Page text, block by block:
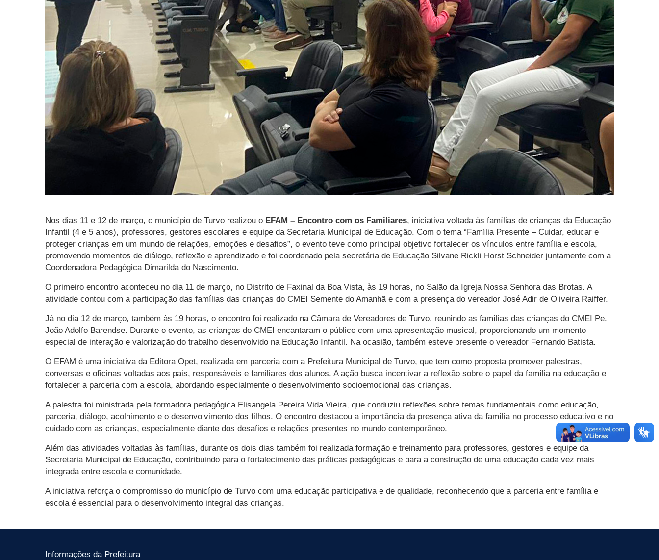
Nos dias 11 e 12 de março, o município de Turvo realizou o EFAM – Encontro com os Familiares, iniciativa voltada às famílias de crianças da Educação
Infantil (4 e 5 anos), professores, gestores escolares e equipe da Secretaria Municipal de Educação. Com o tema “Família Presente – Cuidar, educar e
proteger crianças em um mundo de relações, emoções e desafios”, o evento teve como principal objetivo fortalecer os vínculos entre família e escola,
promovendo momentos de diálogo, reflexão e aprendizado e foi coordenado pela secretária de Educação Silvane Rickli Horst Schneider juntamente com a
Coordenadora Pedagógica Dimarilda do Nascimento.
O primeiro encontro aconteceu no dia 11 de março, no Distrito de Faxinal da Boa Vista, às 19 horas, no Salão da Igreja Nossa Senhora das Brotas. A
atividade contou com a participação das famílias das crianças do CMEI Semente do Amanhã e com a presença do vereador José Adir de Oliveira Raiffer.
Já no dia 12 de março, também às 19 horas, o encontro foi realizado na Câmara de Vereadores de Turvo, reunindo as famílias das crianças do CMEI Pe.
João Adolfo Barendse. Durante o evento, as crianças do CMEI encantaram o público com uma apresentação musical, proporcionando um momento
especial de interação e valorização do trabalho desenvolvido na Educação Infantil. Na ocasião, também esteve presente o vereador Fernando Batista.
O EFAM é uma iniciativa da Editora Opet, realizada em parceria com a Prefeitura Municipal de Turvo, que tem como proposta promover palestras,
conversas e oficinas voltadas aos pais, responsáveis e familiares dos alunos. A ação busca incentivar a reflexão sobre o papel da família na educação e
fortalecer a parceria com a escola, abordando especialmente o desenvolvimento socioemocional das crianças.
A palestra foi ministrada pela formadora pedagógica Elisangela Pereira Vida Vieira, que conduziu reflexões sobre temas fundamentais como educação,
parceria, diálogo, acolhimento e o desenvolvimento dos filhos. O encontro destacou a importância da presença ativa da família no processo educativo e no
cuidado com as crianças, especialmente diante dos desafios e relações presentes no mundo contemporâneo.
Além das atividades voltadas às famílias, durante os dois dias também foi realizada formação e treinamento para professores, gestores e equipe da
Secretaria Municipal de Educação, contribuindo para o fortalecimento das práticas pedagógicas e para a construção de uma educação cada vez mais
integrada entre escola e comunidade.
A iniciativa reforça o compromisso do município de Turvo com uma educação participativa e de qualidade, reconhecendo que a parceria entre família e
escola é essencial para o desenvolvimento integral das crianças.
Informações da Prefeitura